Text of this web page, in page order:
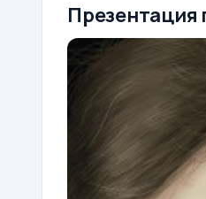
Презентация